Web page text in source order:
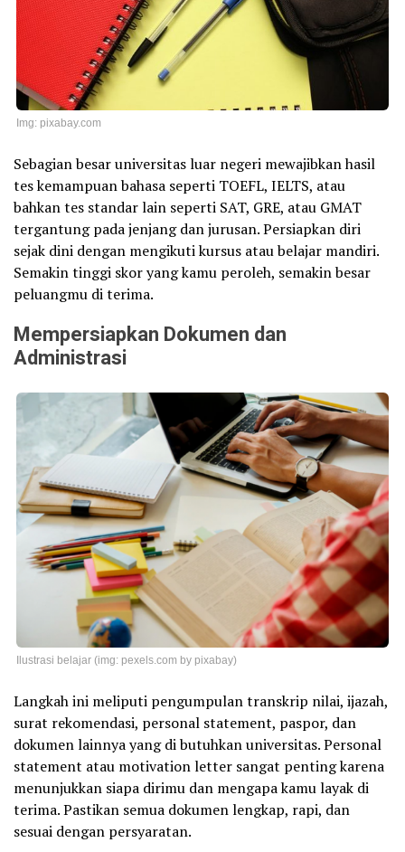
Img: pixabay.com
Sebagian besar universitas luar negeri mewajibkan hasil
tes kemampuan bahasa seperti TOEFL, IELTS, atau
bahkan tes standar lain seperti SAT, GRE, atau GMAT
tergantung pada jenjang dan jurusan. Persiapkan diri
sejak dini dengan mengikuti kursus atau belajar mandiri.
Semakin tinggi skor yang kamu peroleh, semakin besar
peluangmu di terima.
Mempersiapkan Dokumen dan
Administrasi
Ilustrasi belajar (img: pexels.com by pixabay)
Langkah ini meliputi pengumpulan transkrip nilai, ijazah,
surat rekomendasi, personal statement, paspor, dan
dokumen lainnya yang di butuhkan universitas. Personal
statement atau motivation letter sangat penting karena
menunjukkan siapa dirimu dan mengapa kamu layak di
terima. Pastikan semua dokumen lengkap, rapi, dan
sesuai dengan persyaratan.